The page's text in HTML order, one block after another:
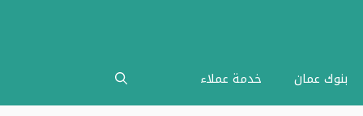
بنوك عمان خدمة عملاء